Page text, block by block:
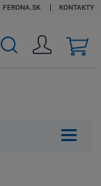
v
FERONA.SK KONTAKTY